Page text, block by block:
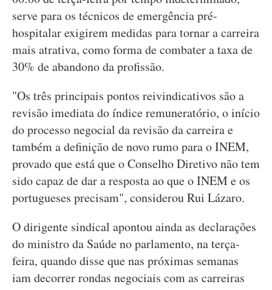
serve para os técnicos de emergência pré-
hospitalar exigirem medidas para tornar a carreira
mais atrativa, como forma de combater a taxa de
30% de abandono da profissão.
"Os três principais pontos reivindicativos são a
revisão imediata do índice remuneratório, o início
do processo negocial da revisão da carreira e
também a definição de novo rumo para o INEM,
provado que está que o Conselho Diretivo não tem
sido capaz de dar a resposta ao que o INEM e os
portugueses precisam", considerou Rui Lázaro.
O dirigente sindical apontou ainda as declarações
do ministro da Saúde no parlamento, na terça-
feira, quando disse que nas próximas semanas
iam decorrer rondas negociais com as carreiras